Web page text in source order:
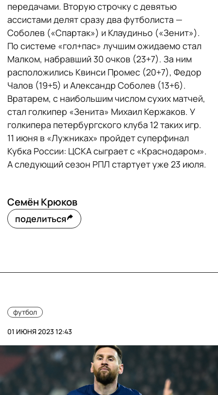
передачами. Вторую строчку с девятью
ассистами делят сразу два футболиста —
Соболев («Спартак») и Клаудиньо («Зенит»).
По системе «гол+пас» лучшим ожидаемо стал
Малком, набравший 30 очков (23+7). За ним
расположились Квинси Промес (20+7), Федор
Чалов (19+5) и Александр Соболев (13+6).
Вратарем, с наибольшим числом сухих матчей,
стал голкипер «Зенита» Михаил Кержаков. У
голкипера петербургского клуба 12 таких игр.
11 июня в «Лужниках» пройдет суперфинал
Кубка России: ЦСКА сыграет с «Краснодаром».
А следующий сезон РПЛ стартует уже 23 июля.
Семён Крюков
поделиться
футбол
01 ИЮНЯ 2023 12:43